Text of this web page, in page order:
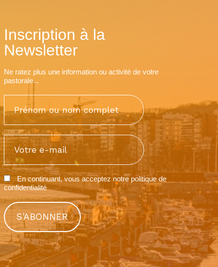
Inscription à la
Newsletter
Ne ratez plus une information ou activité de votre
pastorale...
En continuant, vous acceptez notre politique de
confidentialité